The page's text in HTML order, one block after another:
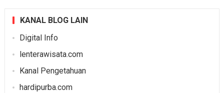
KANAL BLOG LAIN
Digital Info
lenterawisata.com
Kanal Pengetahuan
hardipurba.com